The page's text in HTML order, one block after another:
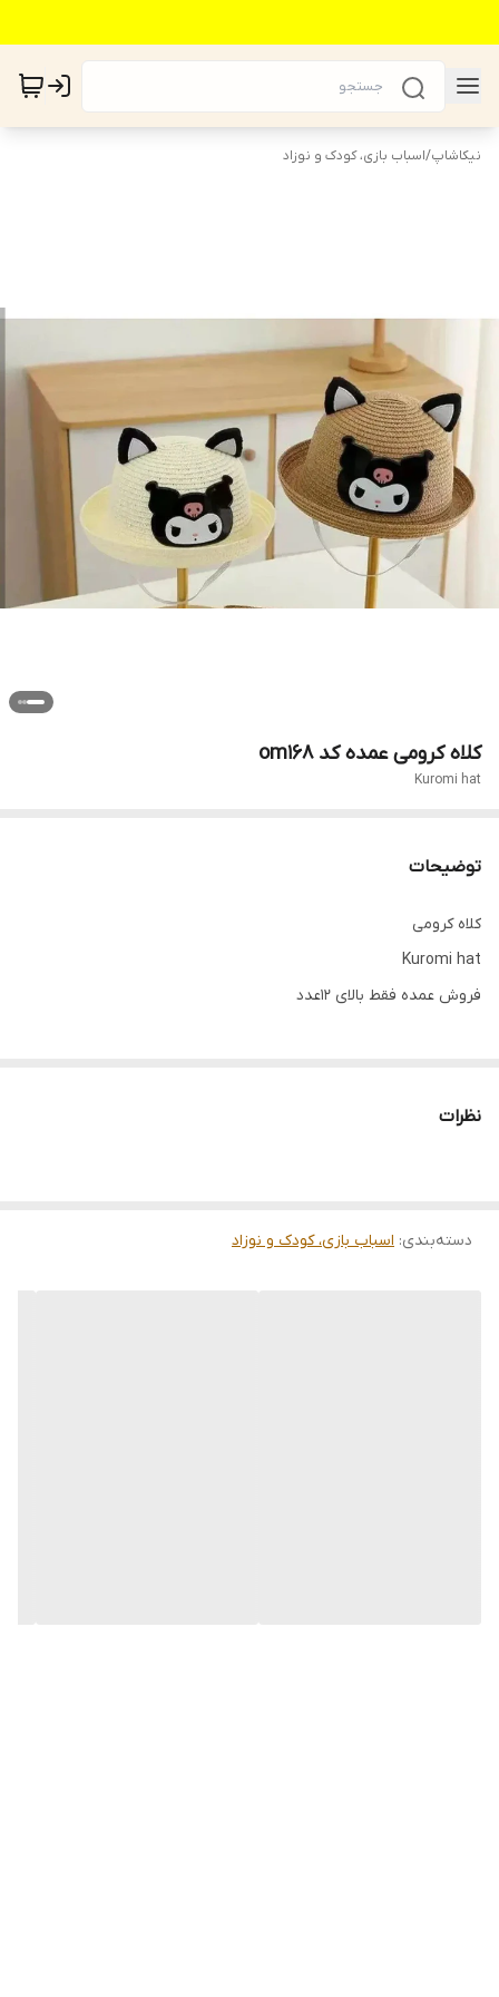
نیکاشاپ/اسباب بازی، کودک و نوزاد
کلاه کرومی عمده کد om168
Kuromi hat
توضیحات
کلاه کرومی
Kuromi hat
فروش عمده فقط بالای ۱۲عدد
نظرات
دسته‌بندی: اسباب بازی، کودک و نوزاد